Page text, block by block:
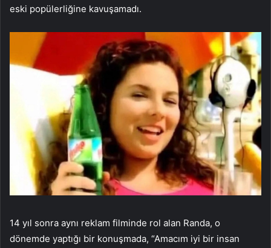
eski popülerliğine kavuşamadı.
14 yıl sonra aynı reklam filminde rol alan Randa, o
dönemde yaptığı bir konuşmada, “Amacım iyi bir insan